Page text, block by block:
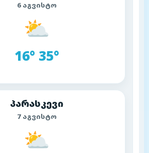
6 აგვისტო
⛅
16° 35°
პარასკევი
7 აგვისტო
⛅